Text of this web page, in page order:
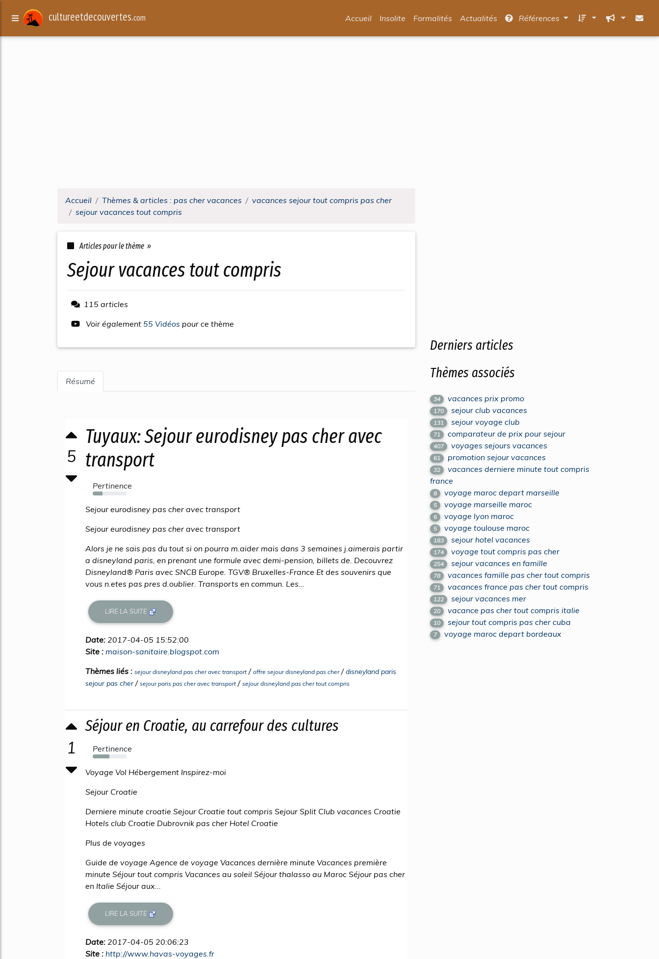
cultureetdecouvertes.com Accueil Insolite Formalités Actualités Références
Accueil Thèmes & articles : pas cher vacances
vacances sejour tout compris pas cher
sejour vacances tout compris
Articles pour le thème »
sejour vacances tout compris
115 articles
Voir également 55 Vidéos pour ce thème
Résumé
5
Tuyaux: Sejour eurodisney pas cher avec
transport
Pertinence
29%
Sejour eurodisney pas cher avec transport
Sejour eurodisney pas cher avec transport
Alors je ne sais pas du tout si on pourra m.aider mais dans 3 semaines j.aimerais partir
a disneyland paris, en prenant une formule avec demi-pension, billets de. Decouvrez
Disneyland® Paris avec SNCB Europe. TGV® Bruxelles-France Et des souvenirs que
vous n.etes pas pres d.oublier. Transports en commun. Les...
LIRE LA SUITE
Date: 2017-04-05 15:52:00
Site : maison-sanitaire.blogspot.com
Thèmes liés : sejour disneyland pas cher avec transport/ offre sejour disneyland pas cher/disneyland paris
sejour pas cher/ sejour paris pas cher avec transport/ sejour disneyland pas cher tout compris
1
Séjour en Croatie, au carrefour des cultures
Pertinence
48%
Voyage Vol Hébergement Inspirez-moi
Sejour Croatie
Derniere minute croatie Sejour Croatie tout compris Sejour Split Club vacances Croatie
Hotels club Croatie Dubrovnik pas cher Hotel Croatie
Plus de voyages
Guide de voyage Agence de voyage Vacances dernière minute Vacances première
minute Séjour tout compris Vacances au soleil Séjour thalasso au Maroc Séjour pas cher
en Italie Séjour aux...
LIRE LA SUITE
Date: 2017-04-05 20:06:23
Site : http://www.havas-voyages.fr
Derniers articles
Thèmes associés
34 vacances prix promo
170 sejour club vacances
131 sejour voyage club
71 comparateur de prix pour sejour
407 voyages sejours vacances
61 promotion sejour vacances
32
vacances derniere minute tout compris
france
8 voyage maroc depart marseille
5 voyage marseille maroc
6 voyage lyon maroc
5 voyage toulouse maroc
183 sejour hotel vacances
174 voyage tout compris pas cher
254 sejour vacances en famille
78 vacances famille pas cher tout compris
71 vacances france pas cher tout compris
122 sejour vacances mer
20 vacance pas cher tout compris italie
10 sejour tout compris pas cher cuba
7 voyage maroc depart bordeaux